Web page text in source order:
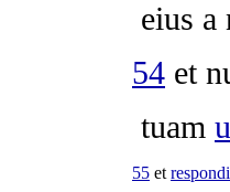
eius a
54 et
tuam
55 et